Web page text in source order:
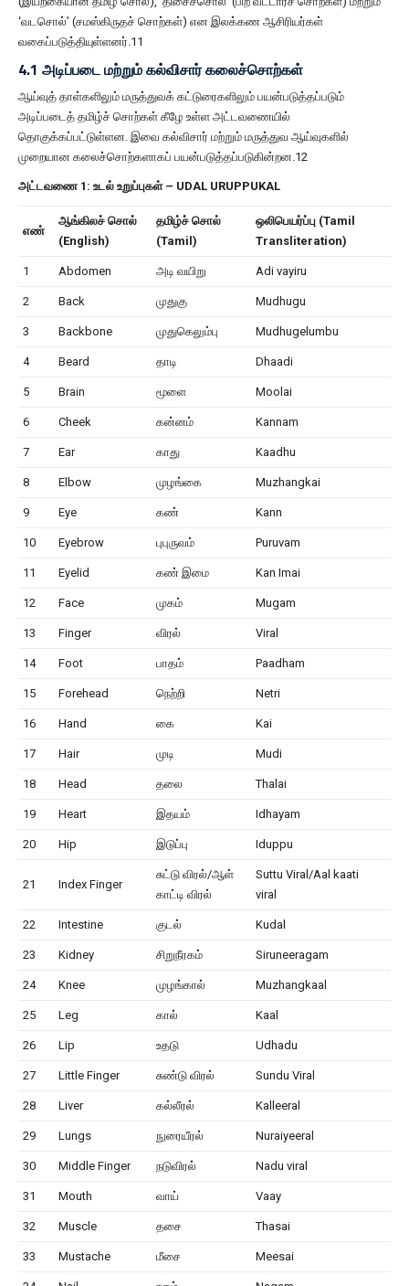
‘வடசொல்’ (சமஸ்கிருதச் சொற்கள்) என இலக்கண ஆசிரியர்கள்
வகைப்படுத்தியுள்ளனர்.11
4.1 அடிப்படை மற்றும் கல்விசார் கலைச்சொற்கள்
ஆய்வுத் தாள்களிலும் மருத்துவக் கட்டுரைகளிலும் பயன்படுத்தப்படும்
அடிப்படைத் தமிழ்ச் சொற்கள் கீழே உள்ள அட்டவணையில்
தொகுக்கப்பட்டுள்ளன. இவை கல்விசார் மற்றும் மருத்துவ ஆய்வுகளில்
முறையான கலைச்சொற்களாகப் பயன்படுத்தப்படுகின்றன.12
அட்டவணை 1: உடல் உறுப்புகள் – UDAL URUPPUKAL
எண்
ஆங்கிலச் சொல்
(English)
தமிழ்ச் சொல்
(Tamil)
ஒலிபெயர்ப்பு (Tamil
Transliteration)
1 Abdomen அடி வயிறு Adi vayiru
2 Back முதுகு Mudhugu
3 Backbone முதுகெலும்பு Mudhugelumbu
4 Beard தாடி Dhaadi
5 Brain மூளை Moolai
6 Cheek கன்னம் Kannam
7 Ear காது Kaadhu
8 Elbow முழங்கை Muzhangkai
9 Eye கண் Kann
10 Eyebrow புபுருவம் Puruvam
11 Eyelid கண் இமை Kan Imai
12 Face முகம் Mugam
13 Finger விரல் Viral
14 Foot பாதம் Paadham
15 Forehead நெற்றி Netri
16 Hand கை Kai
17 Hair முடி Mudi
18 Head தலை Thalai
19 Heart இதயம் Idhayam
20 Hip இடுப்பு Iduppu
21 Index Finger
சுட்டு விரல்/ஆள்
காட்டி விரல்
Suttu Viral/Aal kaati
viral
22 Intestine குடல் Kudal
23 Kidney சிறுநீரகம் Siruneeragam
24 Knee முழங்கால் Muzhangkaal
25 Leg கால் Kaal
26 Lip உதடு Udhadu
27 Little Finger சுண்டு விரல் Sundu Viral
28 Liver கல்லீரல் Kalleeral
29 Lungs நுரையீரல் Nuraiyeeral
30 Middle Finger நடுவிரல் Nadu viral
31 Mouth வாய் Vaay
32 Muscle தசை Thasai
33 Mustache மீசை Meesai